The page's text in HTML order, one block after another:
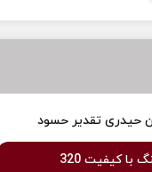
حیدری تقدیر حسود
با کیفیت 320